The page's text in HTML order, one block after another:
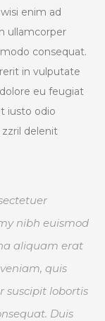
enim ad
ullamcorper
consequat.
in vulputate
eu feugiat
iusto odio
delenit
nibh euismod
aliquam erat
quis
suscipit lobortis
Duis